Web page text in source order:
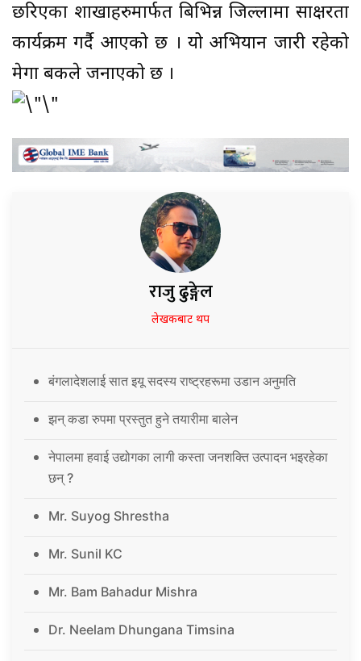
छरिएका शाखाहरुमार्फत बिभिन्न जिल्लामा साक्षरता
कार्यक्रम गर्दै आएको छ । यो अभियान जारी रहेको
मेगा बैंकले जनाएको छ ।
राजु ढुङ्गेल
लेखकबाट थप
बंगलादेशलाई सात इयू सदस्य राष्ट्रहरूमा उडान अनुमति
झन् कडा रुपमा प्रस्तुत हुने तयारीमा बालेन
नेपालमा हवाई उद्योगका लागी कस्ता जनशक्ति उत्पादन भइरहेका
छन् ?
Mr. Suyog Shrestha
Mr. Sunil KC
Mr. Bam Bahadur Mishra
Dr. Neelam Dhungana Timsina